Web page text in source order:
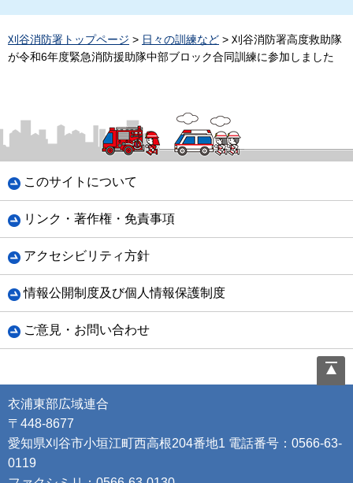
刈谷消防署トップページ > 日々の訓練など > 刈谷消防署高度救助隊
が令和6年度緊急消防援助隊中部ブロック合同訓練に参加しました
このサイトについて
リンク・著作権・免責事項
アクセシビリティ方針
情報公開制度及び個人情報保護制度
ご意見・お問い合わせ
衣浦東部広域連合
〒448-8677
愛知県刈谷市小垣江町西高根204番地1 電話番号：0566-63-
0119